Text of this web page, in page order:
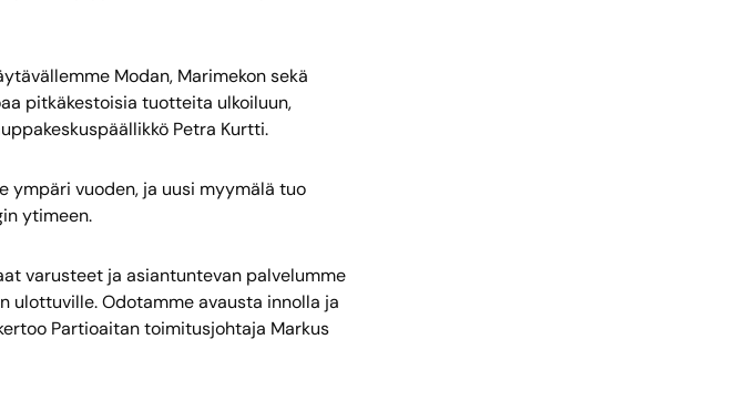
Modan, Marimekon sekä
pitkäkestoisia tuotteita ulkoiluun,
Petra Kurtti.
ympäri vuoden, ja uusi myymälä tuo
ytimeen.
varusteet ja asiantuntevan palvelumme
ulottuville. Odotamme avausta innolla ja
Partioaitan toimitusjohtaja Markus